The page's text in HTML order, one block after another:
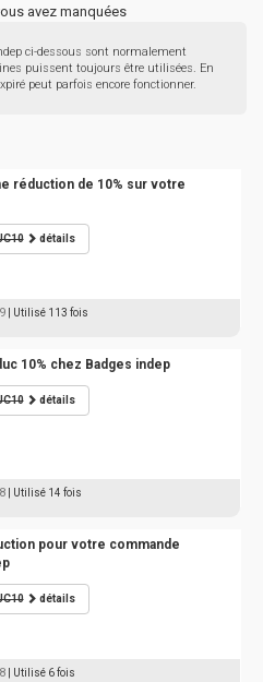
avez manquées
ci-dessous sont normalement
puissent toujours être utilisées. En
peut parfois encore fonctionner.
réduction de 10% sur votre
détails
| Utilisé 113 fois
10% chez Badges indep
détails
| Utilisé 14 fois
pour votre commande
détails
| Utilisé 6 fois